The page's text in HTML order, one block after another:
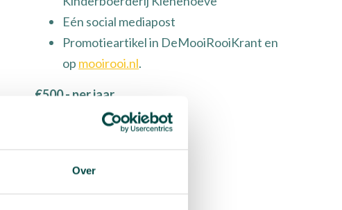
Over
Eén social mediapost
Promotieartikel in DeMooiRooiKrant en
op mooirooi.nl.
€500,- per jaar